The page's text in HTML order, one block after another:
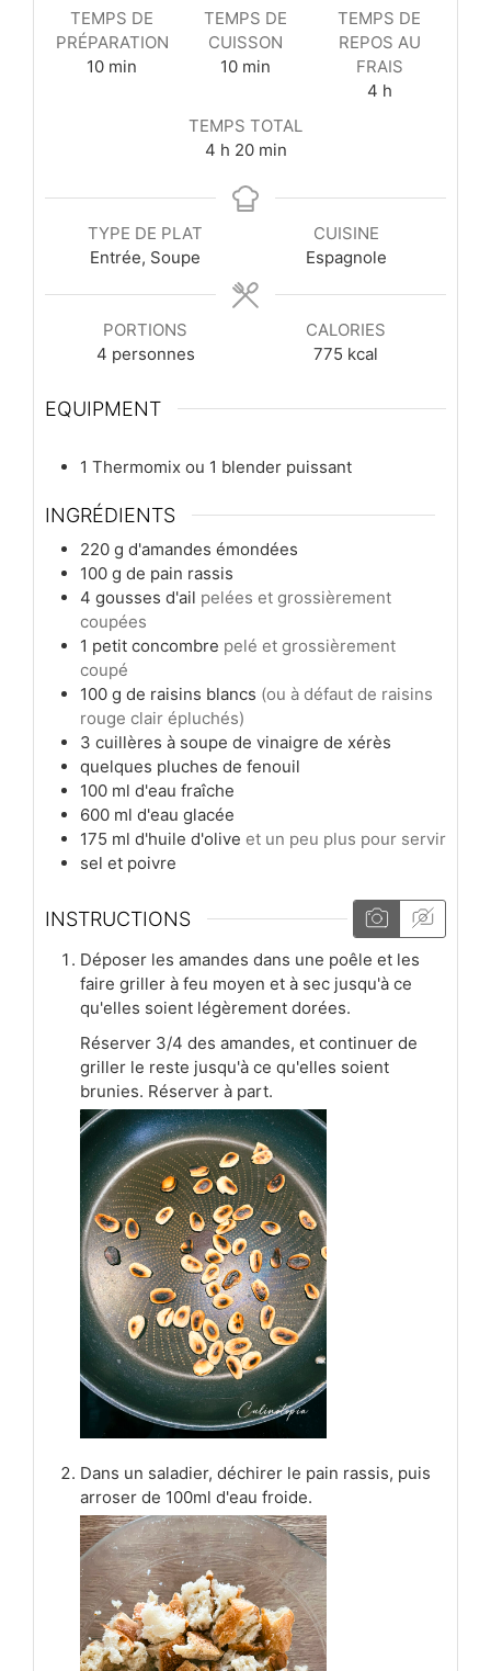
TEMPS DE
PRÉPARATION
10minutes
min
TEMPS DE
CUISSON
10minutes
min
TEMPS DE
REPOS AU
FRAIS
4heures
h
TEMPS TOTAL
4heures
h 20minutes
min
TYPE DE PLAT
Entrée, Soupe
CUISINE
Espagnole
PORTIONS
4 personnes
CALORIES
775 kcal
EQUIPMENT
1 Thermomix ou 1 blender puissant
INGRÉDIENTS
220 g d'amandes émondées
100 g de pain rassis
4 gousses d'ail pelées et grossièrement
coupées
1 petit concombre pelé et grossièrement
coupé
100 g de raisins blancs (ou à défaut de raisins
rouge clair épluchés)
3 cuillères à soupe de vinaigre de xérès
quelques pluches de fenouil
100 ml d'eau fraîche
600 ml d'eau glacée
175 ml d'huile d'olive et un peu plus pour servir
sel et poivre
INSTRUCTIONS
Déposer les amandes dans une poêle et les
faire griller à feu moyen et à sec jusqu'à ce
qu'elles soient légèrement dorées.
Réserver 3/4 des amandes, et continuer de
griller le reste jusqu'à ce qu'elles soient
brunies. Réserver à part.
Dans un saladier, déchirer le pain rassis, puis
arroser de 100ml d'eau froide.